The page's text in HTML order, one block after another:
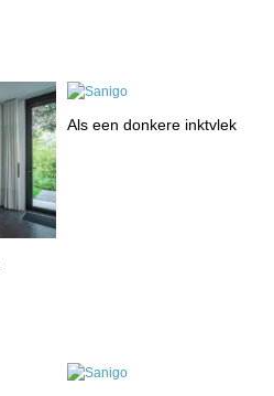
Als een donkere inktvlek